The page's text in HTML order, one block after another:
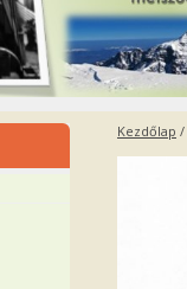
Kezdőlap /